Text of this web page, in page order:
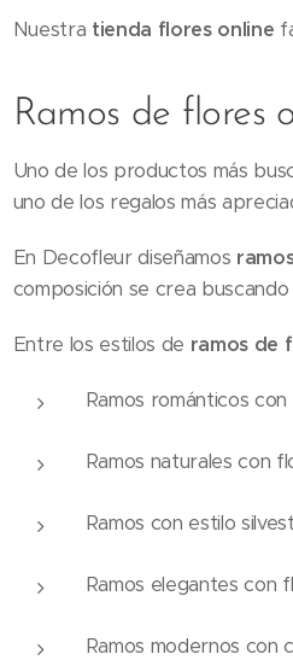
Nuestra tienda flores online
Ramos de flores
Uno de los productos más
uno de los regalos más
En Decofleur diseñamos
composición se crea
Entre los estilos de ramos de
Ramos románticos
Ramos naturales con
Ramos con estilo
Ramos elegantes con
Ramos modernos con